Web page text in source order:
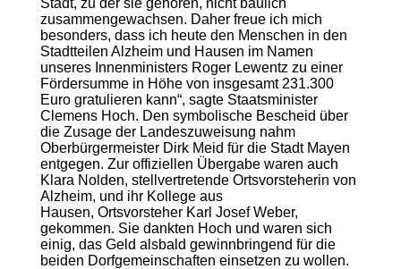
Stadt, zu der sie gehören, nicht baulich
zusammengewachsen. Daher freue ich mich
besonders, dass ich heute den Menschen in den
Stadtteilen Alzheim und Hausen im Namen
unseres Innenministers Roger Lewentz zu einer
Fördersumme in Höhe von insgesamt 231.300
Euro gratulieren kann“, sagte Staatsminister
Clemens Hoch. Den symbolische Bescheid über
die Zusage der Landeszuweisung nahm
Oberbürgermeister Dirk Meid für die Stadt Mayen
entgegen. Zur offiziellen Übergabe waren auch
Klara Nolden, stellvertretende Ortsvorsteherin von
Alzheim, und ihr Kollege aus
Hausen, Ortsvorsteher Karl Josef Weber,
gekommen. Sie dankten Hoch und waren sich
einig, das Geld alsbald gewinnbringend für die
beiden Dorfgemeinschaften einsetzen zu wollen.